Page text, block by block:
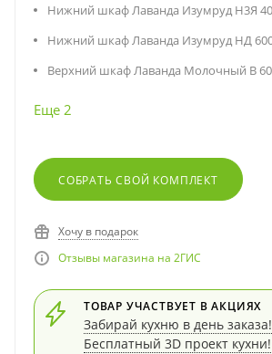
Нижний шкаф Лаванда Изумруд Н3Я
Нижний шкаф Лаванда Изумруд НД
Верхний шкаф Лаванда Молочный В
Еще 2
СОБРАТЬ СВОЙ КОМПЛЕКТ
Хочу в подарок
Отзывы магазина на 2ГИС
ТОВАР УЧАСТВУЕТ В АКЦИЯХ
Забирай кухню в день
Бесплатный 3D проект кухни!